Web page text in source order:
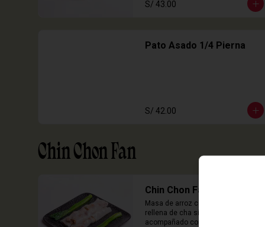
S/ 43.00
Pato Asado 1/4 Pierna
S/ 42.00
Chin Chon Fan
Chin Chon Fan Cha Siu
Masa de arroz cocida en laminas
rellena de cha siu, cebolla china
acompañado con salsa de sillao